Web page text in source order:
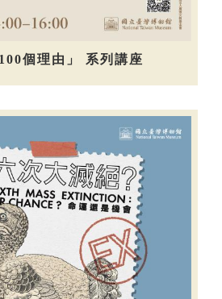
個理由」 系列講座